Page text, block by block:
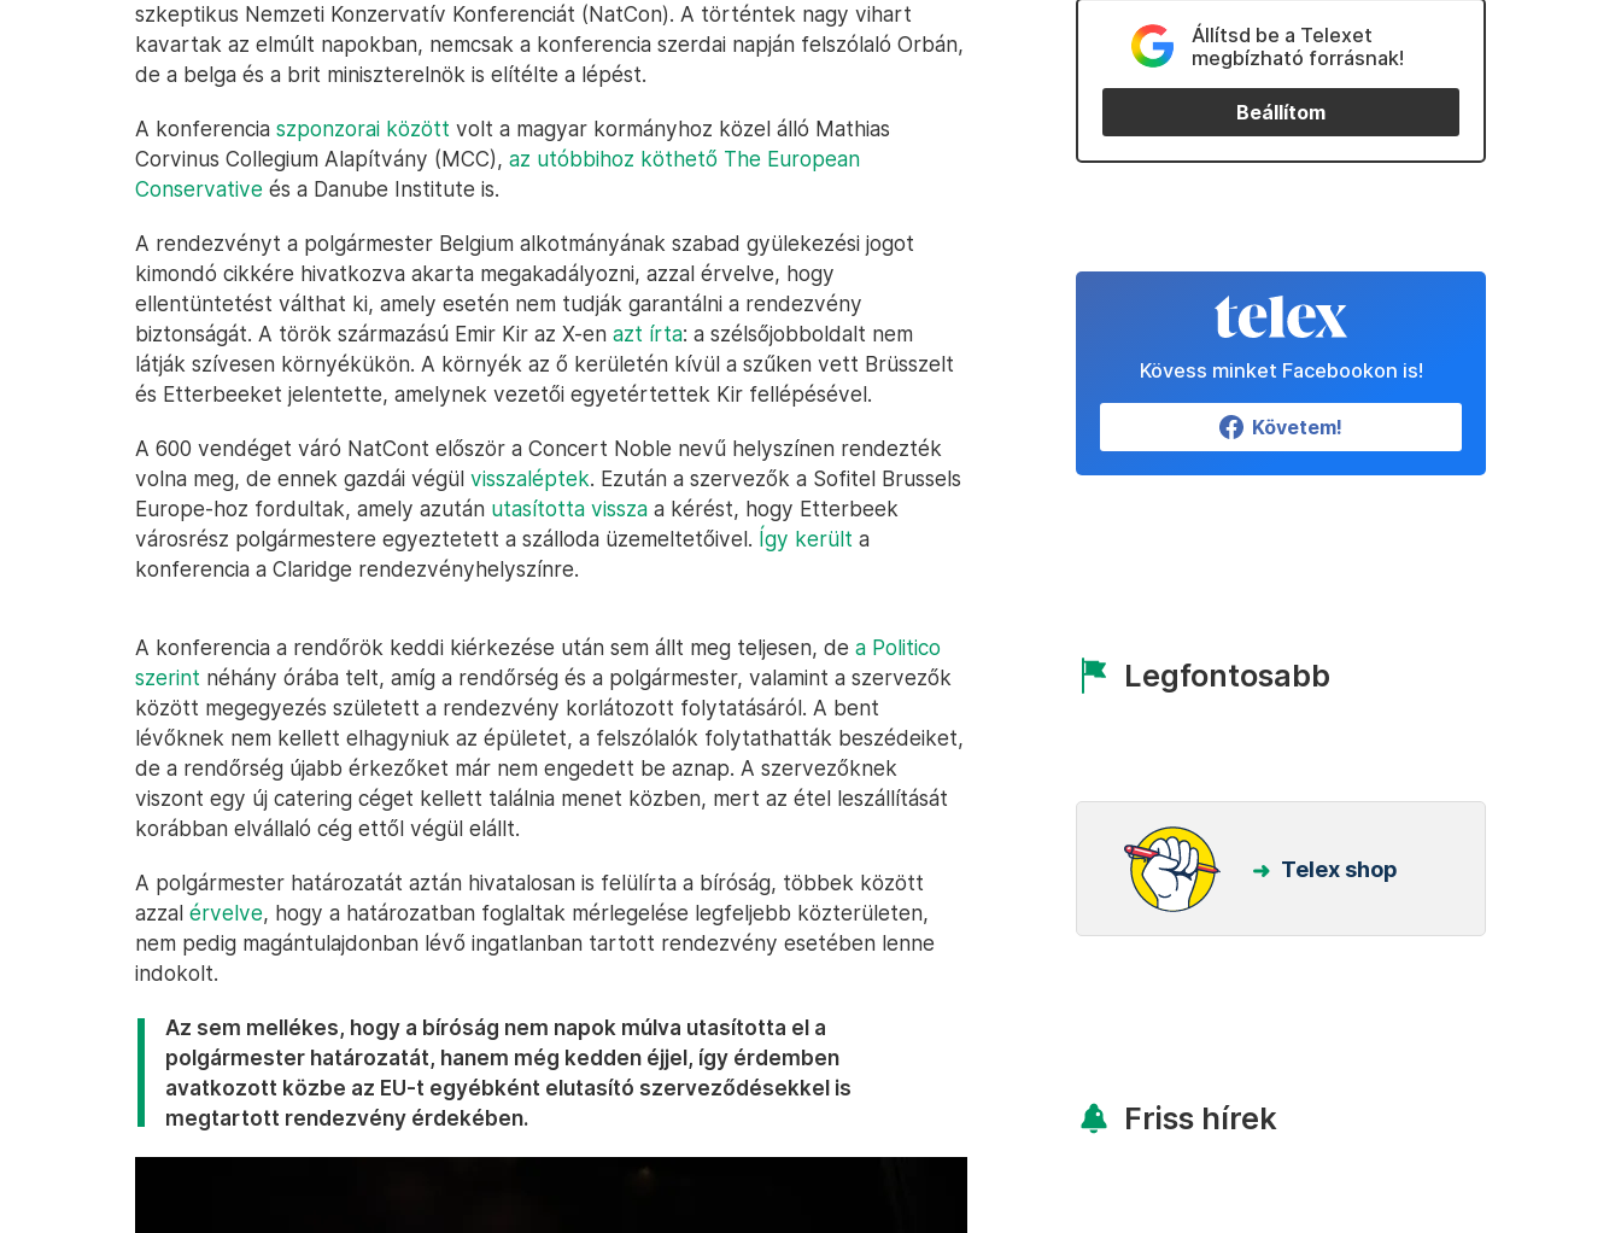
szkeptikus Nemzeti Konzervatív Konferenciát (NatCon). A történtek nagy vihart
kavartak az elmúlt napokban, nemcsak a konferencia szerdai napján felszólaló Orbán,
de a belga és a brit miniszterelnök is elítélte a lépést.
A konferencia szponzorai között volt a magyar kormányhoz közel álló Mathias
Corvinus Collegium Alapítvány (MCC), az utóbbihoz köthető The European
Conservative és a Danube Institute is.
A rendezvényt a polgármester Belgium alkotmányának szabad gyülekezési jogot
kimondó cikkére hivatkozva akarta megakadályozni, azzal érvelve, hogy
ellentüntetést válthat ki, amely esetén nem tudják garantálni a rendezvény
biztonságát. A török származású Emir Kir az X-en azt írta: a szélsőjobboldalt nem
látják szívesen környékükön. A környék az ő kerületén kívül a szűken vett Brüsszelt
és Etterbeeket jelentette, amelynek vezetői egyetértettek Kir fellépésével.
A 600 vendéget váró NatCont először a Concert Noble nevű helyszínen rendezték
volna meg, de ennek gazdái végül visszaléptek. Ezután a szervezők a Sofitel Brussels
Europe-hoz fordultak, amely azután utasította vissza a kérést, hogy Etterbeek
városrész polgármestere egyeztetett a szálloda üzemeltetőivel. Így került a
konferencia a Claridge rendezvényhelyszínre.
A konferencia a rendőrök keddi kiérkezése után sem állt meg teljesen, de a Politico
szerint néhány órába telt, amíg a rendőrség és a polgármester, valamint a szervezők
között megegyezés született a rendezvény korlátozott folytatásáról. A bent
lévőknek nem kellett elhagyniuk az épületet, a felszólalók folytathatták beszédeiket,
de a rendőrség újabb érkezőket már nem engedett be aznap. A szervezőknek
viszont egy új catering céget kellett találnia menet közben, mert az étel leszállítását
korábban elvállaló cég ettől végül elállt.
A polgármester határozatát aztán hivatalosan is felülírta a bíróság, többek között
azzal érvelve, hogy a határozatban foglaltak mérlegelése legfeljebb közterületen,
nem pedig magántulajdonban lévő ingatlanban tartott rendezvény esetében lenne
indokolt.
Az sem mellékes, hogy a bíróság nem napok múlva utasította el a
polgármester határozatát, hanem még kedden éjjel, így érdemben
avatkozott közbe az EU-t egyébként elutasító szerveződésekkel is
megtartott rendezvény érdekében.
Állítsd be a Telexet
megbízható forrásnak!
Beállítom
Kövess minket Facebookon is!
Követem!
Legfontosabb
Telex shop
Friss hírek